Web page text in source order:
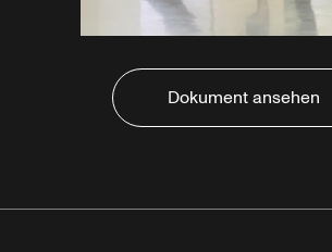
Dokument ansehen